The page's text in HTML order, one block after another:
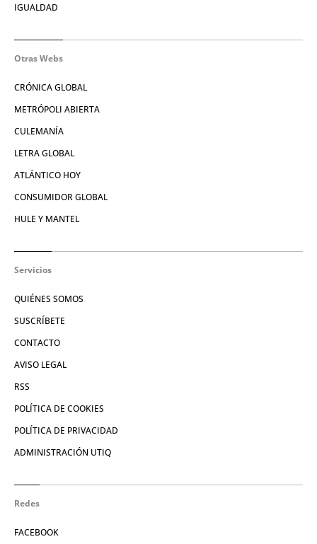
IGUALDAD
Otras Webs
CRÓNICA GLOBAL
METRÓPOLI ABIERTA
CULEMANÍA
LETRA GLOBAL
ATLÁNTICO HOY
CONSUMIDOR GLOBAL
HULE Y MANTEL
Servicios
QUIÉNES SOMOS
SUSCRÍBETE
CONTACTO
AVISO LEGAL
RSS
POLÍTICA DE COOKIES
POLÍTICA DE PRIVACIDAD
ADMINISTRACIÓN UTIQ
Redes
FACEBOOK